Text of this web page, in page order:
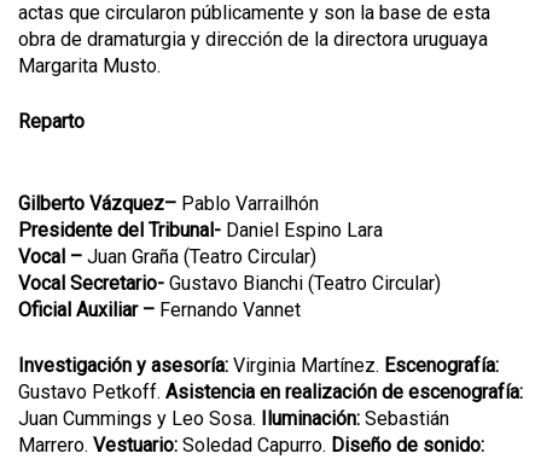
actas que circularon públicamente y son la base de esta
obra de dramaturgia y dirección de la directora uruguaya
Margarita Musto.
Reparto
Gilberto Vázquez– Pablo Varrailhón
Presidente del Tribunal- Daniel Espino Lara
Vocal – Juan Graña (Teatro Circular)
Vocal Secretario- Gustavo Bianchi (Teatro Circular)
Oficial Auxiliar – Fernando Vannet
Investigación y asesoría: Virginia Martínez. Escenografía:
Gustavo Petkoff. Asistencia en realización de escenografía:
Juan Cummings y Leo Sosa. Iluminación: Sebastián
Marrero. Vestuario: Soledad Capurro. Diseño de sonido: